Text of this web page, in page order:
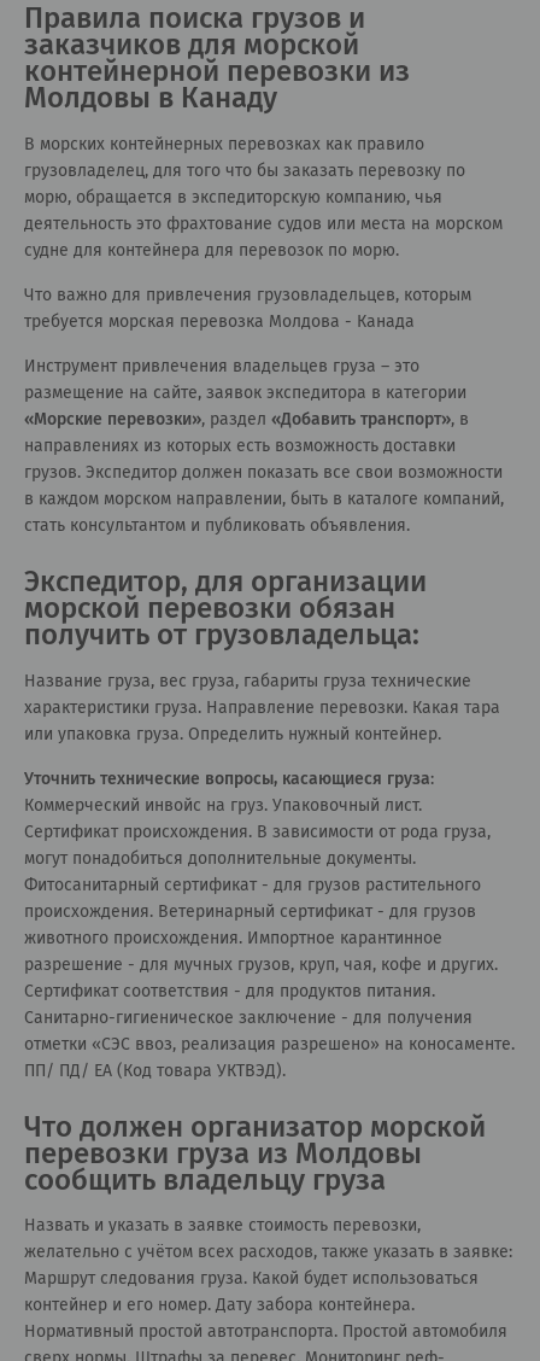
Правила поиска грузов и
заказчиков для морской
контейнерной перевозки из
Молдовы в Канаду
В морских контейнерных перевозках как правило
грузовладелец, для того что бы заказать перевозку по
морю, обращается в экспедиторскую компанию, чья
деятельность это фрахтование судов или места на морском
судне для контейнера для перевозок по морю.
Что важно для привлечения грузовладельцев, которым
требуется морская перевозка Молдова - Канада
Инструмент привлечения владельцев груза – это
размещение на сайте, заявок экспедитора в категории
«Морские перевозки», раздел «Добавить транспорт», в
направлениях из которых есть возможность доставки
грузов. Экспедитор должен показать все свои возможности
в каждом морском направлении, быть в каталоге компаний,
стать консультантом и публиковать объявления.
Экспедитор, для организации
морской перевозки обязан
получить от грузовладельца:
Название груза, вес груза, габариты груза технические
характеристики груза. Направление перевозки. Какая тара
или упаковка груза. Определить нужный контейнер.
Уточнить технические вопросы, касающиеся груза:
Коммерческий инвойс на груз. Упаковочный лист.
Сертификат происхождения. В зависимости от рода груза,
могут понадобиться дополнительные документы.
Фитосанитарный сертификат - для грузов растительного
происхождения. Ветеринарный сертификат - для грузов
животного происхождения. Импортное карантинное
разрешение - для мучных грузов, круп, чая, кофе и других.
Сертификат соответствия - для продуктов питания.
Санитарно-гигиеническое заключение - для получения
отметки «СЭС ввоз, реализация разрешено» на коносаменте.
ПП/ ПД/ ЕА (Код товара УКТВЭД).
Что должен организатор морской
перевозки груза из Молдовы
сообщить владельцу груза
Назвать и указать в заявке стоимость перевозки,
желательно с учётом всех расходов, также указать в заявке:
Маршрут следования груза. Какой будет использоваться
контейнер и его номер. Дату забора контейнера.
Нормативный простой автотранспорта. Простой автомобиля